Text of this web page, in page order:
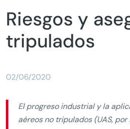
Riesgos y
tripulados
02/06/2020
El progreso industrial y la
aéreos no tripulados (UAS,